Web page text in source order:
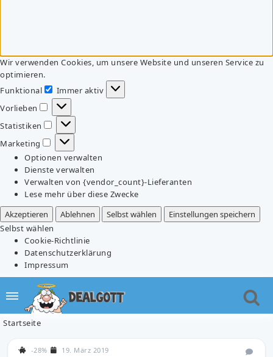
Wir verwenden Cookies, um unsere Website und unseren Service zu
optimieren.
Funktional
Funktional
Immer aktiv
Vorlieben
Vorlieben
Statistiken
Statistiken
Marketing
Marketing
Optionen verwalten
Dienste verwalten
Verwalten von {vendor_count}-Lieferanten
Lese mehr über diese Zwecke
Akzeptieren
Ablehnen Selbst wählen
Einstellungen speichern
Selbst wählen
Cookie-Richtlinie
Datenschutzerklärung
Impressum
Startseite
-28% 19. März 2019